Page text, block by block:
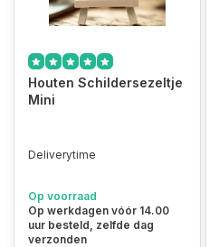
Houten Schildersezeltje
Mini
Deliverytime
Op voorraad
Op werkdagen vóór 14.00
uur besteld, zelfde dag
verzonden